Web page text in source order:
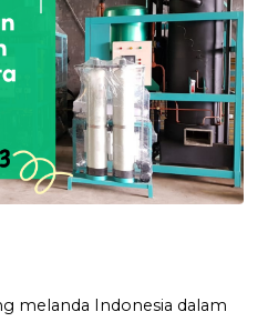
melanda Indonesia dalam